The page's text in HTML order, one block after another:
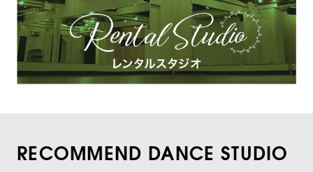
RECOMMEND DANCE STUDIO